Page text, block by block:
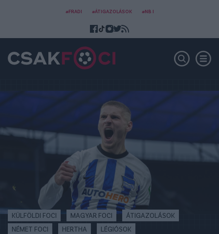
#FRADI #ÁTIGAZOLÁSOK #NB I
KÜLFÖLDI FOCI MAGYAR FOCI
ÁTIGAZOLÁSOK
NÉMET FOCI
HERTHA LÉGIÓSOK